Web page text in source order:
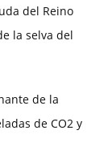
del Reino
la selva del
de la
de CO2 y